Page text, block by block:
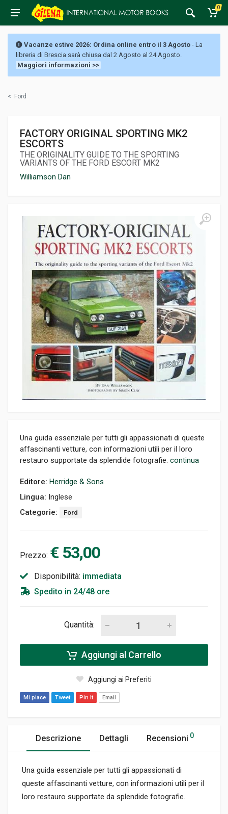
0
Vacanze estive 2026: Ordina online entro il 3 Agosto - La
libreria di Brescia sarà chiusa dal 2 Agosto al 24 Agosto.
Maggiori informazioni >>
< Ford
FACTORY ORIGINAL SPORTING MK2
ESCORTS
THE ORIGINALITY GUIDE TO THE SPORTING
VARIANTS OF THE FORD ESCORT MK2
Williamson Dan
Una guida essenziale per tutti gli appassionati di queste
affascinanti vetture, con informazioni utili per il loro
restauro supportate da splendide fotografie. continua
Editore: Herridge & Sons
Lingua: Inglese
Categorie:
Ford
Prezzo: € 53,00
Disponibilità: immediata
Spedito in 24/48 ore
Quantità:
Aggiungi al Carrello
Aggiungi ai Preferiti
Mi piace Tweet Pin It Email
Descrizione Dettagli Recensioni 0
Una guida essenziale per tutti gli appassionati di
queste affascinanti vetture, con informazioni utili per il
loro restauro supportate da splendide fotografie.